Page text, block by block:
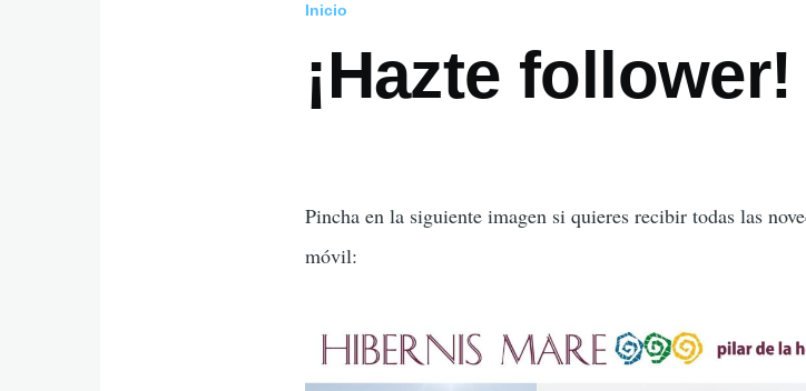
de
Inicio
¡Hazte follower!
Pincha en la siguiente imagen si quieres recibir todas las
móvil: